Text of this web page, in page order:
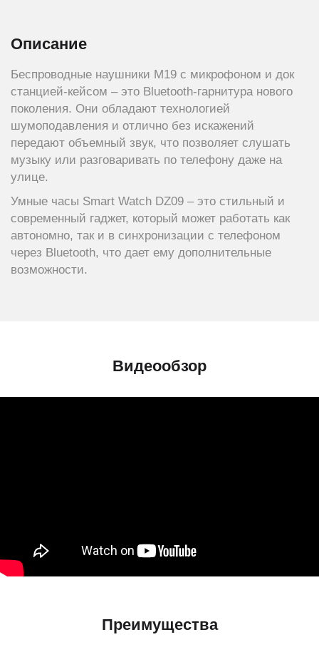
Описание
Беспроводные наушники M19 с микрофоном и док
станцией-кейсом – это Bluetooth-гарнитура нового
поколения. Они обладают технологией
шумоподавления и отлично без искажений
передают объемный звук, что позволяет слушать
музыку или разговаривать по телефону даже на
улице.
Умные часы Smart Watch DZ09 – это стильный и
современный гаджет, который может работать как
автономно, так и в синхронизации с телефоном
через Bluetooth, что дает ему дополнительные
возможности.
Видеообзор
Преимущества